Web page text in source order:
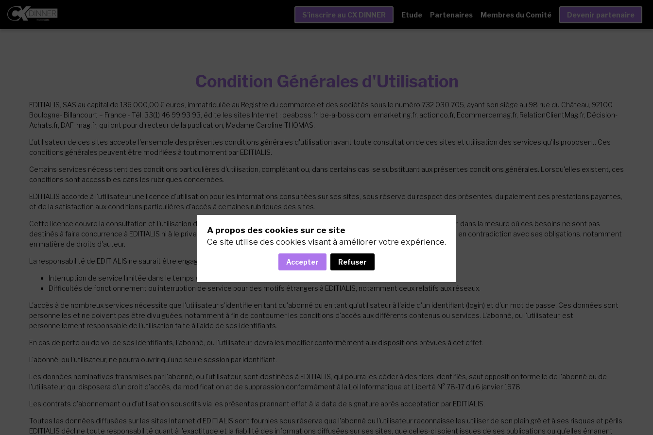
S'inscrire au CX DINNER Etude Partenaires Membres du Comité Devenir partenaire
Condition Générales d'Utilisation
EDITIALIS, SAS au capital de 136 000,00 € euros, immatriculée au Registre du commerce et des sociétés sous le numéro 732 030 705, ayant son siège au 98 rue du Château, 92100
Boulogne- Billancourt – France - Tél. 33(1) 46 99 93 93, édite les sites Internet : beaboss.fr, be-a-boss.com, emarketing.fr, actionco.fr, Ecommercemag.fr, RelationClientMag.fr, Décision-
Achats.fr, DAF-mag.fr, qui ont pour directeur de la publication, Madame Caroline THOMAS.
L'utilisateur de ces sites accepte l'ensemble des présentes conditions générales d'utilisation avant toute consultation de ces sites et utilisation des services qu'ils proposent. Ces
conditions générales peuvent être modifiées à tout moment par EDITIALIS.
Certains services nécessitent des conditions particulières d'utilisation, complétant ou, dans certains cas, se substituant aux présentes conditions générales. Lorsqu'elles existent, ces
conditions sont accessibles dans les rubriques concernées.
EDITIALIS accorde à l'utilisateur une licence d'utilisation pour les informations consultées sur ses sites, sous réserve du respect des présentes, du paiement des prestations payantes,
et de la satisfaction aux conditions particulières d'accès à certaines rubriques des sites.
Cette licence couvre la consultation et l'utilisation des informations pour les besoins personnels et/ou professionnels de l'utilisateur, dans la mesure où ces besoins ne sont pas
destinés à faire concurrence à EDITIALIS ni à le priver de ses droits, notamment en matière de propriété intellectuelle, ou à le mettre en contradiction avec ses obligations, notamment
en matière de droits d'auteur.
La responsabilité de EDITIALIS ne saurait être engagée dans les cas suivants :
Interruption de service limitée dans le temps en vue d'effectuer la maintenance ou la mise à jour des sites ;
Difficultés de fonctionnement ou interruption de service pour des motifs étrangers à EDITIALIS, notamment ceux relatifs aux réseaux.
L'accès à de nombreux services nécessite que l'utilisateur s'identifie en tant qu'abonné ou en tant qu'utilisateur à l'aide d'un identifiant (login) et d'un mot de passe. Ces données sont
personnelles et ne doivent pas être divulguées, notamment à fin de contourner les conditions d'accès aux différents contenus ou services. L'abonné, ou l'utilisateur, est
personnellement responsable de l'utilisation faite à l'aide de ses identifiants.
En cas de perte ou de vol de ses identifiants, l'abonné, ou l'utilisateur, devra les modifier conformément aux dispositions prévues à cet effet.
L'abonné, ou l'utilisateur, ne pourra ouvrir qu'une seule session par identifiant.
Les données nominatives transmises par l'abonné, ou l'utilisateur, sont destinées à EDITIALIS, qui pourra les céder à des tiers identifiés, sauf opposition formelle de l'abonné ou de
l'utilisateur, qui disposera d'un droit d'accès, de modification et de suppression conformément à la Loi Informatique et Liberté N° 78-17 du 6 janvier 1978.
Les contrats d'abonnement ou d'utilisation souscrits via les présentes prennent effet à la date de signature après acceptation par EDITIALIS.
Toutes les données diffusées sur les sites Internet d’EDITIALIS sont fournies sous réserve que l'abonné ou l'utilisateur reconnaisse les utiliser de son plein gré et à ses risques et périls.
EDITIALIS décline toute responsabilité quant à l'exactitude et la fiabilité des informations diffusées sur ses sites, que celles-ci soient issues de ses publications ou qu'elles émanent
A propos des cookies sur ce site
Ce site utilise des cookies visant à améliorer votre expérience.
Accepter Refuser